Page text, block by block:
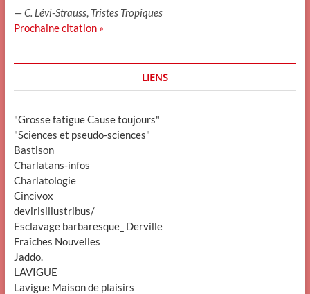
—C. Lévi-Strauss, Tristes Tropiques
Prochaine citation »
LIENS
"Grosse fatigue Cause toujours"
"Sciences et pseudo-sciences"
Bastison
Charlatans-infos
Charlatologie
Cincivox
devirisillustribus/
Esclavage barbaresque_ Derville
Fraîches Nouvelles
Jaddo.
LAVIGUE
Lavigue Maison de plaisirs